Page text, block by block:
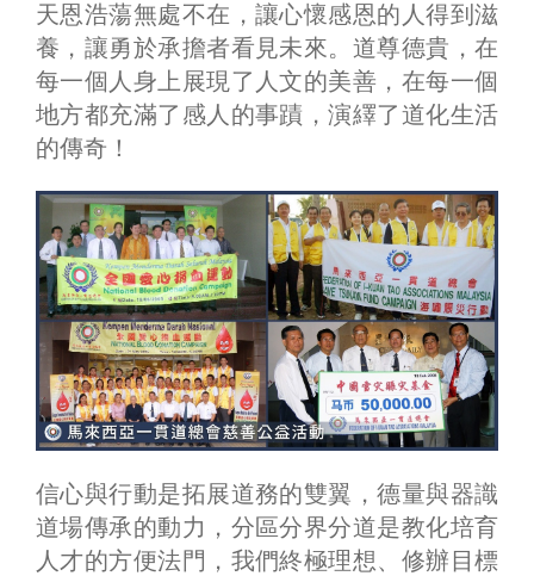
天恩浩蕩無處不在，讓心懷感恩的人得到滋
養，讓勇於承擔者看見未來。道尊德貴，在
每一個人身上展現了人文的美善，在每一個
地方都充滿了感人的事蹟，演繹了道化生活
的傳奇！
信心與行動是拓展道務的雙翼，德量與器識
道場傳承的動力，分區分界分道是教化培育
人才的方便法門，我們終極理想、修辦目標